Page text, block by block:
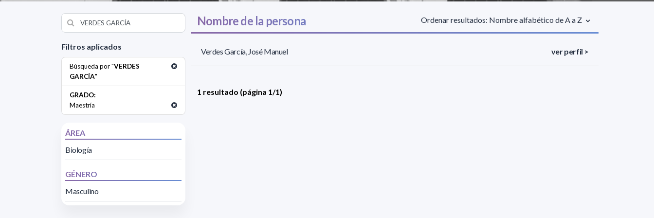
Filtros aplicados
Búsqueda por "VERDES
GARCÍA"
GRADO:
Maestría
ÁREA
Biología
GÉNERO
Masculino
Nombre de la persona Ordenar resultados: Nombre alfabético de A a Z
Verdes García, José Manuel ver perfil >
1 resultado (página 1/1)